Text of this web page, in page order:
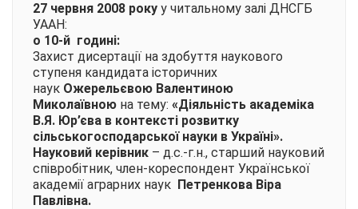
27 червня 2008 року у читальному залі ДНСГБ
УААН:
о 10-й годині:
Захист дисертації на здобуття наукового
ступеня кандидата історичних
наук Ожерельєвою Валентиною
Миколаївною на тему: «Діяльність академіка
В.Я. Юр’єва в контексті розвитку
сільськогосподарської науки в Україні».
Науковий керівник – д.с.-г.н., старший науковий
співробітник, член-кореспондент Української
академії аграрних наук Петренкова Віра
Павлівна.